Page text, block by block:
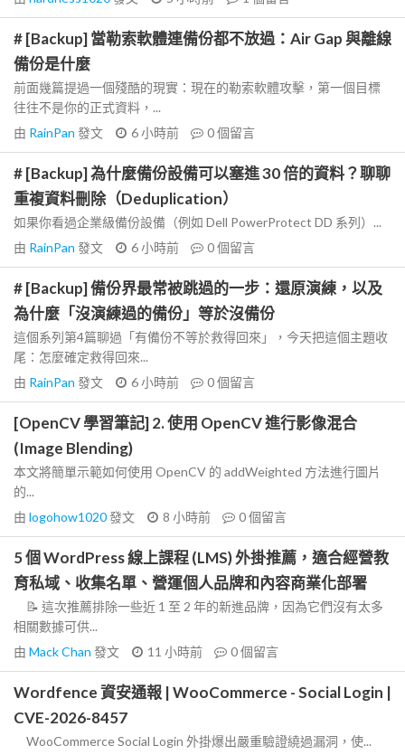
# [Backup] 當勒索軟體連備份都不放過：Air Gap 與離線
備份是什麼
前面幾篇提過一個殘酷的現實：現在的勒索軟體攻擊，第一個目標
往往不是你的正式資料，...
由 RainPan 發文 6 小時前 0個留言
# [Backup] 為什麼備份設備可以塞進 30 倍的資料？聊聊
重複資料刪除（Deduplication）
如果你看過企業級備份設備（例如 Dell PowerProtect DD 系列）...
由 RainPan 發文 6 小時前 0個留言
# [Backup] 備份界最常被跳過的一步：還原演練，以及
為什麼「沒演練過的備份」等於沒備份
這個系列第4篇聊過「有備份不等於救得回來」，今天把這個主題收
尾：怎麼確定救得回來...
由 RainPan 發文 6 小時前 0個留言
[OpenCV 學習筆記] 2. 使用 OpenCV 進行影像混合
(Image Blending)
本文將簡單示範如何使用 OpenCV 的 addWeighted 方法進行圖片
的...
由 logohow1020發文 8 小時前 0個留言
5 個 WordPress 線上課程 (LMS) 外掛推薦，適合經營教
育私域、收集名單、營運個人品牌和內容商業化部署
📝 這次推薦排除一些近 1 至 2 年的新進品牌，因為它們沒有太多
相關數據可供...
由 Mack Chan 發文 11 小時前 0個留言
Wordfence 資安通報 | WooCommerce - Social Login |
CVE-2026-8457
WooCommerce Social Login 外掛爆出嚴重驗證繞過漏洞，使...